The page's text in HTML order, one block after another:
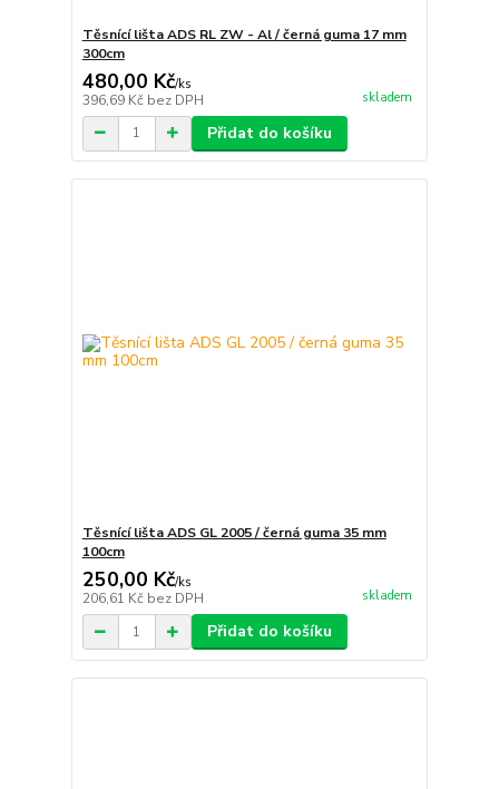
Těsnící lišta ADS RL ZW - Al / černá guma 17 mm
300cm
480,00 Kč/ks
396,69 Kč bez DPH skladem
Přidat do košíku
Těsnící lišta ADS GL 2005 / černá guma 35 mm
100cm
250,00 Kč/ks
206,61 Kč bez DPH skladem
Přidat do košíku